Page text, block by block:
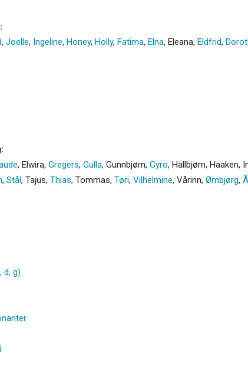
, Joelle, Ingeline, Honey, Holly, Fatima, Elna, Eleana, Eldfrid,
, Elwira, Gregers, Gulla, Gunnbjørn, Gyro, Hallbjørn, Haaken,
, Stål, Tajus, Thias, Tommas, Tøri, Vilhelmine, Vårinn, Ømbjørg,
d, g)